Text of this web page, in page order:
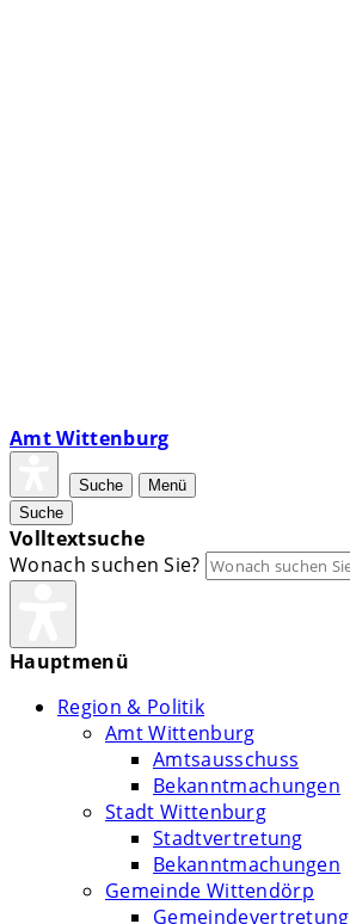
Amt Wittenburg
Suche
Menü
Suche
Volltextsuche
Wonach suchen Sie?
Hauptmenü
Region & Politik
Amt Wittenburg
Amtsausschuss
Bekanntmachungen
Stadt Wittenburg
Stadtvertretung
Bekanntmachungen
Gemeinde Wittendörp
Gemeindevertretung